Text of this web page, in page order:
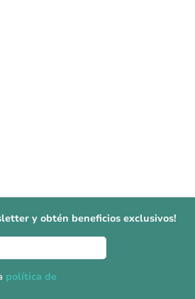
y obtén beneficios exclusivos!
política de